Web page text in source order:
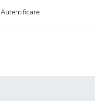
Autentificare